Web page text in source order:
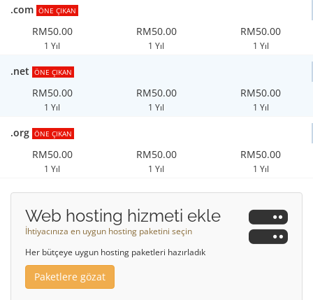
.com ÖNE ÇIKAN
RM50.00
1 Yıl
RM50.00
1 Yıl
RM50.00
1 Yıl
.net ÖNE ÇIKAN
RM50.00
1 Yıl
RM50.00
1 Yıl
RM50.00
1 Yıl
.org ÖNE ÇIKAN
RM50.00
1 Yıl
RM50.00
1 Yıl
RM50.00
1 Yıl
Web hosting hizmeti ekle
İhtiyacınıza en uygun hosting paketini seçin
Her bütçeye uygun hosting paketleri hazırladık
Paketlere gözat